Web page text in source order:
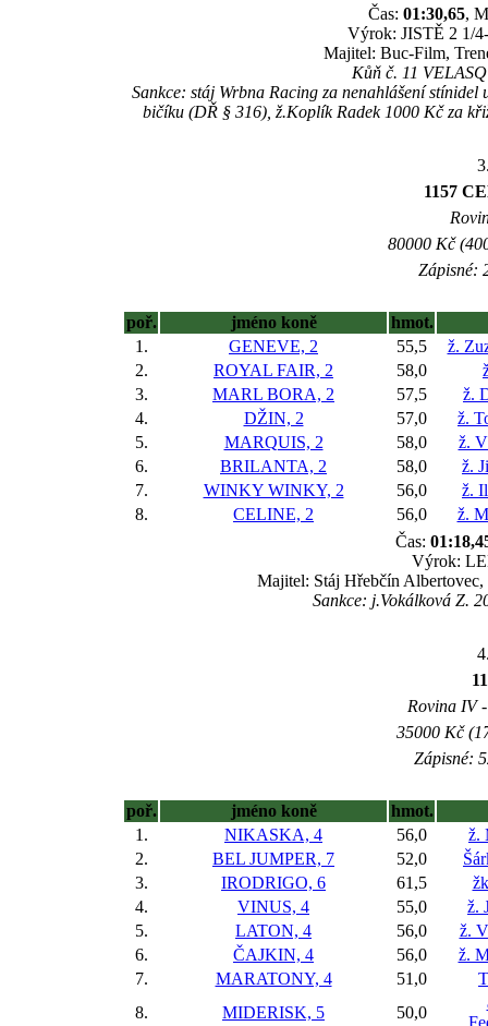
Čas: 01:30,65,
Výrok: JISTĚ 2 1/
Majitel: Buc-Film,
Kůň č. 11
Sankce: stáj Wrbna Racing za nenahlášení
bičíku (DŘ § 316), ž.Koplík Radek 1000 Kč za
1157
80000 Kč
Zápisné:
poř. jméno koně
hmot.
1.
GENEVE, 2 55,5
ž.
2.
ROYAL FAIR, 2 58,0
3.
MARL BORA, 2 57,5
ž.
4.
DŽIN, 2 57,0
ž.
5.
MARQUIS, 2 58,0
ž.
6.
BRILANTA, 2 58,0
ž.
7.
WINKY WINKY, 2 56,0
ž.
8.
CELINE, 2 56,0
ž.
Čas:
Výrok:
Majitel: Stáj Hřebčín
Sankce: j.Vokálková Z.
Rovina IV
35000 Kč
Zápisné:
poř. jméno koně
hmot.
1.
NIKASKA, 4 56,0
ž.
2.
BEL JUMPER, 7 52,0
3.
IRODRIGO, 6 61,5
4.
VINUS, 4 55,0
ž.
5.
LATON, 4 56,0
ž.
6.
ČAJKIN, 4 56,0
ž.
7.
MARATONY, 4 51,0
8.
MIDERISK, 5 50,0